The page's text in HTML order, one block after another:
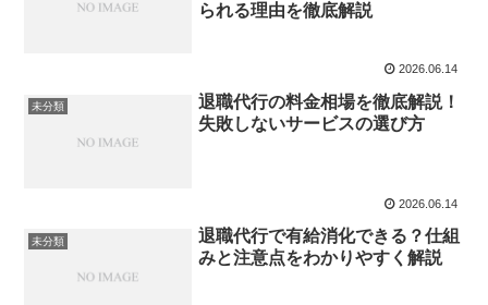
られる理由を徹底解説
2026.06.14
未分類
退職代行の料金相場を徹底解説！
失敗しないサービスの選び方
2026.06.14
未分類
退職代行で有給消化できる？仕組
みと注意点をわかりやすく解説